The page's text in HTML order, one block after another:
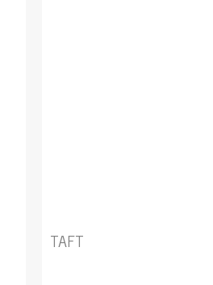
TAFT